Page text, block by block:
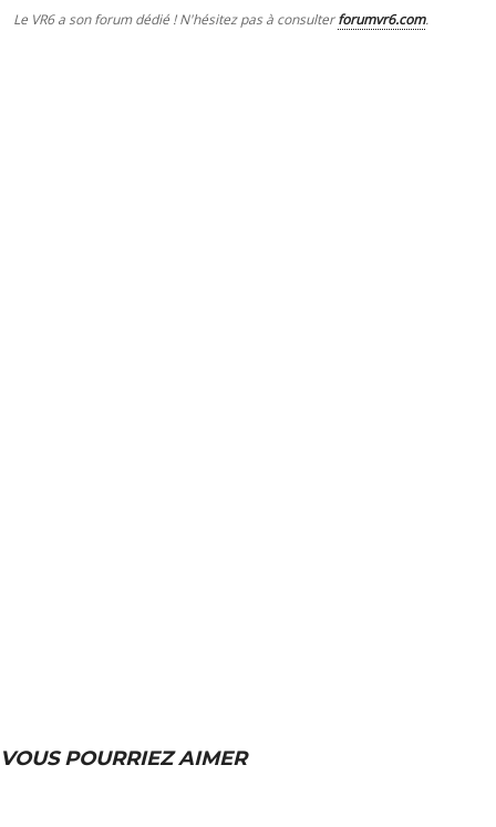
Le VR6 a son forum dédié ! N'hésitez pas à consulterforumvr6.com.
VOUS POURRIEZ AIMER